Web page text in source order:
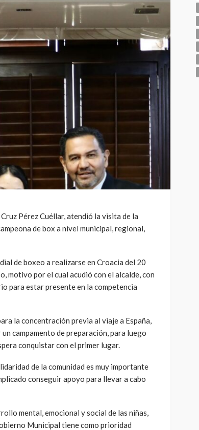
Pérez Cuéllar, atendió la visita de la
de box a nivel municipal, regional,
de boxeo a realizarse en Croacia del 20
motivo por el cual acudió con el alcalde, con
para estar presente en la competencia
la concentración previa al viaje a España,
campamento de preparación, para luego
conquistar con el primer lugar.
de la comunidad es muy importante
conseguir apoyo para llevar a cabo
mental, emocional y social de las niñas,
Municipal tiene como prioridad